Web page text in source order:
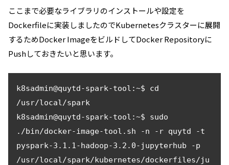
ここまで必要なライブラリのインストールや設定を
Dockerfileに実装しましたのでKubernetesクラスターに展開
するためDocker ImageをビルドしてDocker Repositoryに
Pushしておきたいと思います。
k8sadmin@quytd-spark-tool:~$ cd
/usr/local/spark
k8sadmin@quytd-spark-tool:~$ sudo
./bin/docker-image-tool.sh -n -r quytd -t
pyspark-3.1.1-hadoop-3.2.0-jupyterhub -p
/usr/local/spark/kubernetes/dockerfiles/ju